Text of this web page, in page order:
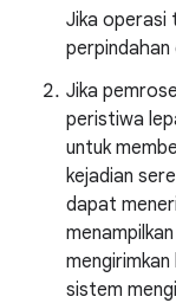
Jika operasi
perpindahan
Jika
peristiwa
untuk
kejadian
dapat
menampilkan
sistem